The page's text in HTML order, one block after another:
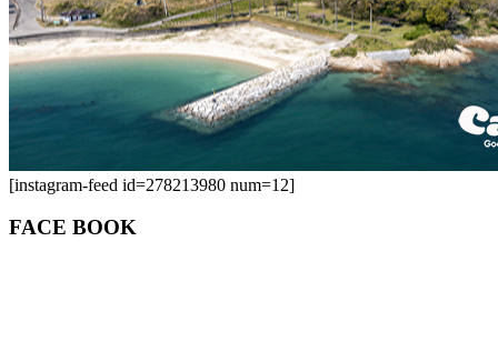
[instagram-feed id=278213980 num=12]
FACE BOOK